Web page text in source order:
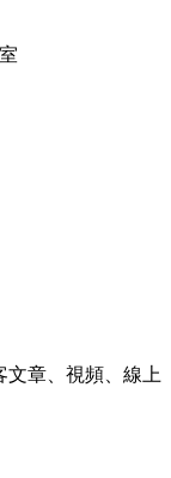
文章、視頻、線上